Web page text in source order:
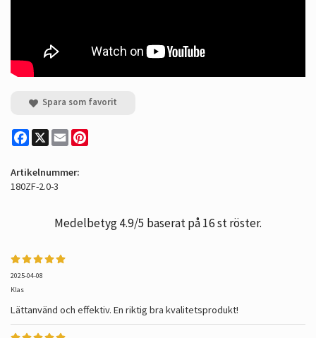
Spara som favorit
Facebook
X Email
Artikelnummer:
180ZF-2.0-3
Medelbetyg4.9/5 baserat på16st röster.
2025-04-08
Klas
Lättanvänd och effektiv. En riktig bra kvalitetsprodukt!